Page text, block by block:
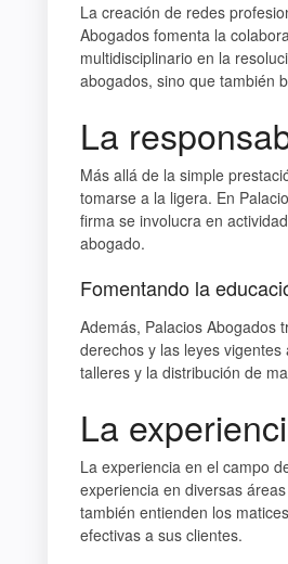
La creación de redes
Abogados fomenta la
multidisciplinario en la
abogados, sino que también
La
Más allá de la simple
tomarse a la ligera. En
firma se involucra en
abogado.
Fomentando la
Además, Palacios Abogados
derechos y las leyes
talleres y la distribución de
La
La experiencia en el campo
experiencia en diversas
también entienden los
efectivas a sus clientes.